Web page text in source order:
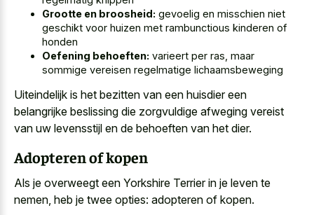
Grootte en broosheid: gevoelig en misschien niet
geschikt voor huizen met rambunctious kinderen of
honden
Oefening behoeften: varieert per ras, maar
sommige vereisen regelmatige lichaamsbeweging
Uiteindelijk is het bezitten van een huisdier een
belangrijke beslissing die zorgvuldige afweging vereist
van uw levensstijl en de behoeften van het dier.
Adopteren of kopen
Als je overweegt een Yorkshire Terrier in je leven te
nemen, heb je twee opties: adopteren of kopen.